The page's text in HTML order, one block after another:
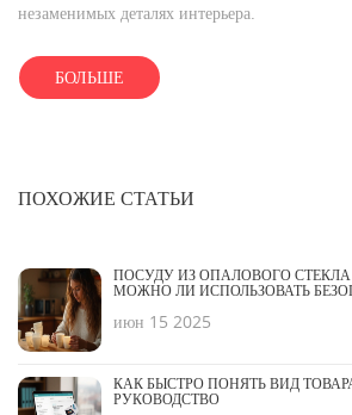
незаменимых деталях интерьера.
БОЛЬШЕ
ПОХОЖИЕ СТАТЬИ
ПОСУДУ ИЗ ОПАЛОВОГО
МОЖНО ЛИ ИСПОЛЬЗОВАТЬ
июн 15 2025
КАК БЫСТРО ПОНЯТЬ ВИД
РУКОВОДСТВО